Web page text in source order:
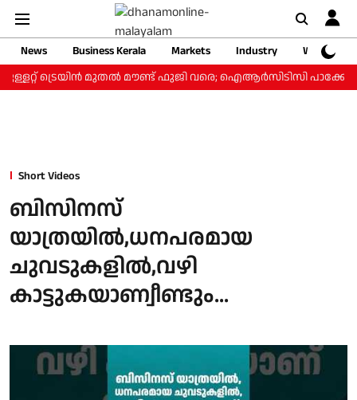
News Business Kerala Markets Industry
Web
ട്രെയിന്‍ മുതല്‍ മൗണ്ട് ഫുജി വരെ; ഐആര്‍സിടിസി പാക്കേജ്
Short Videos
ബിസിനസ്
യാത്രയിൽ,ധനപരമായ
ചുവടുകളിൽ,വഴി
കാട്ടുകയാണ്വീണ്ടും...